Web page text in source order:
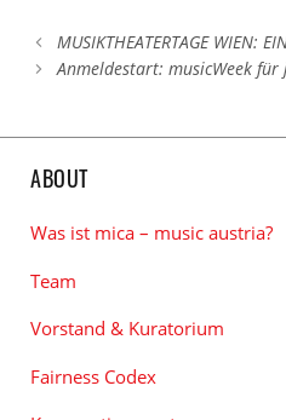
MUSIKTHEATERTAGE WIEN:
Anmeldestart: musicWeek
ABOUT
Was ist mica – music austria?
Team
Vorstand & Kuratorium
Fairness Codex